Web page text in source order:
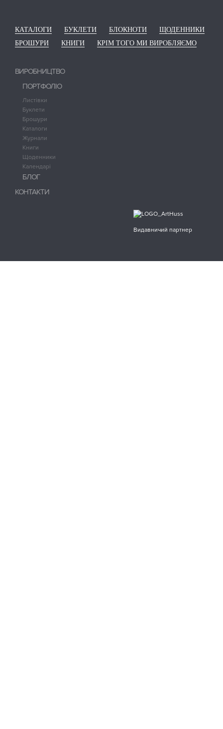
КАТАЛОГИ БУКЛЕТИ БЛОКНОТИ
ЩОДЕННИКИ
БРОШУРИ
КНИГИ КРІМ ТОГО МИ ВИРОБЛЯЄМО
ВИРОБНИЦТВО
ПОРТФОЛІО
Листівки
Буклети
Брошури
Каталоги
Журнали
Книги
Щоденники
Календарі
БЛОГ
КОНТАКТИ
Видавничий партнер